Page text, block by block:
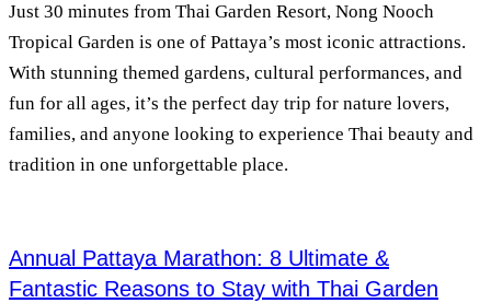
Just 30 minutes from Thai Garden Resort, Nong Nooch
Tropical Garden is one of Pattaya’s most iconic attractions.
With stunning themed gardens, cultural performances, and
fun for all ages, it’s the perfect day trip for nature lovers,
families, and anyone looking to experience Thai beauty and
tradition in one unforgettable place.
Annual Pattaya Marathon: 8 Ultimate &
Fantastic Reasons to Stay with Thai Garden